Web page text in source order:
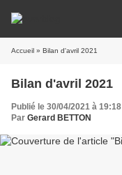
Accueil » Bilan d'avril 2021
Bilan d'avril 2021
Publié le 30/04/2021 à 19:18
Par Gerard BETTON